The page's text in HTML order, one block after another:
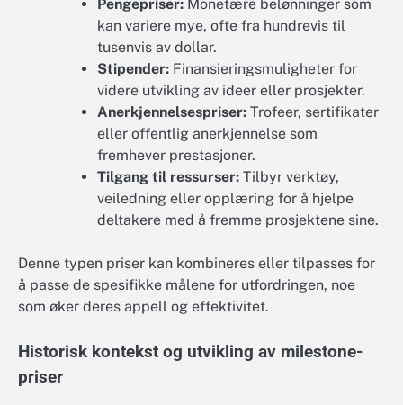
Pengepriser: Monetære belønninger som
kan variere mye, ofte fra hundrevis til
tusenvis av dollar.
Stipender: Finansieringsmuligheter for
videre utvikling av ideer eller prosjekter.
Anerkjennelsespriser: Trofeer, sertifikater
eller offentlig anerkjennelse som
fremhever prestasjoner.
Tilgang til ressurser: Tilbyr verktøy,
veiledning eller opplæring for å hjelpe
deltakere med å fremme prosjektene sine.
Denne typen priser kan kombineres eller tilpasses for
å passe de spesifikke målene for utfordringen, noe
som øker deres appell og effektivitet.
Historisk kontekst og utvikling av milestone-
priser